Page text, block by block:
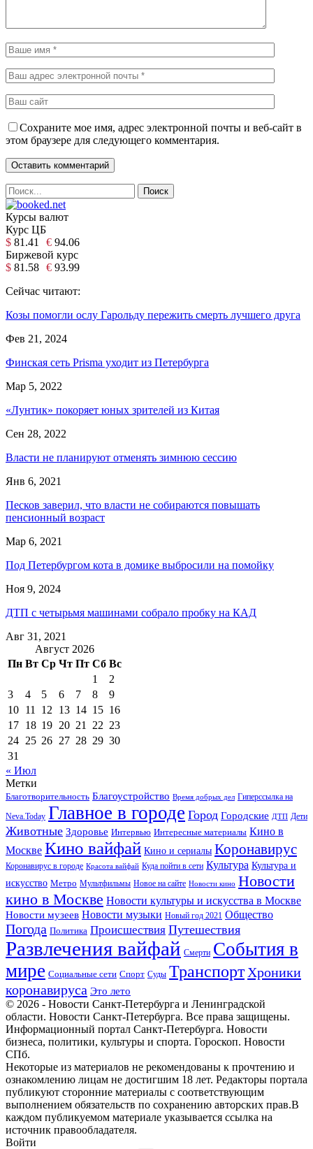
Сохраните мое имя, адрес электронной почты и веб-сайт в
этом браузере для следующего комментария.
Курсы валют
Курс ЦБ
$ 81.41 € 94.06
Биржевой курс
$ 81.58 € 93.99
Сейчас читают:
Козы помогли ослу Гарольду пережить смерть лучшего друга
Фев 21, 2024
Финская сеть Prisma уходит из Петербурга
Мар 5, 2022
«Лунтик» покоряет юных зрителей из Китая
Сен 28, 2022
Власти не планируют отменять зимнюю сессию
Янв 6, 2021
Песков заверил, что власти не собираются повышать
пенсионный возраст
Мар 6, 2021
Под Петербургом кота в домике выбросили на помойку
Ноя 9, 2024
ДТП с четырьмя машинами собрало пробку на КАД
Авг 31, 2021
Август 2026
Пн Вт Ср Чт Пт Сб Вс
1
2
3
4 5 6 7 8
9
10 11 12 13 14 15 16
17 18 19 20 21 22 23
24 25 26 27 28 29 30
31
« Июл
Метки
Благотворительность Благоустройство Время добрых дел Гиперссылка на
Neva.Today Главное в городе Город Городские ДТП Дети
Животные Здоровье Интервью Интересные материалы Кино в
Москве Кино вайфай Кино и сериалы Коронавирус
Коронавирус в городе Красота вайфай Куда пойти в сети Культура Культура и
искусство Метро Мультфильмы Новое на сайте Новости кино Новости
кино в Москве Новости культуры и искусства в Москве
Новости музеев Новости музыки Новый год 2021 Общество
Погода Политика Происшествия Путешествия
Развлечения вайфай Смерти События в
мире Социальные сети Спорт Суды Транспорт Хроники
коронавируса Это лето
© 2026 - Новости Санкт-Петербурга и Ленинградской
области. Новости Санкт-Петербурга. Все права защищены.
Информационный портал Санкт-Петербурга. Новости
бизнеса, политики, культуры и спорта. Гороскоп. Новости
СПб.
Некоторые из материалов не рекомендованы к прочтению и
ознакомлению лицам не достигшим 18 лет. Редакторы портала
публикуют сторонние материалы с соответствующим
выполнением обязательств по сохранению авторских прав.В
каждом публикуемом материале указывается ссылка на
источник правообладателя.
Войти